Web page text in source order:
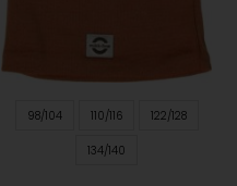
98/104 110/116 122/128
134/140